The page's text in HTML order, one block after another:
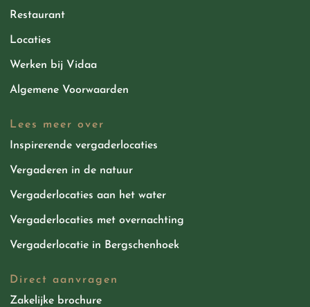
Restaurant
Locaties
Werken bij Vidaa
Algemene Voorwaarden
Lees meer over
Inspirerende vergaderlocaties
Vergaderen in de natuur
Vergaderlocaties aan het water
Vergaderlocaties met overnachting
Vergaderlocatie in Bergschenhoek
Direct aanvragen
Zakelijke brochure